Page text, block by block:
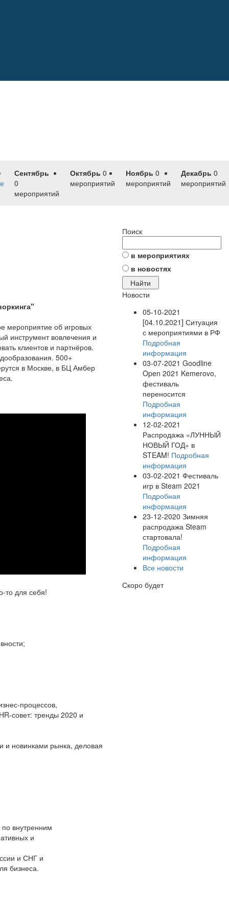
Сентябрь
0
мероприятий
Октябрь 0
мероприятий
Ноябрь 0
мероприятий
Декабрь 0
мероприятий
мероприятие об игровых
инструмент вовлечения и
клиентов и партнёров.
500+
в Москве, в БЦ Амбер
то для себя!
процессов,
совет: тренды 2020 и
и новинками рынка, деловая
внутренним
и
и СНГ и
бизнеса.
Поиск
в мероприятиях
в новостях
Новости
05-10-2021
[04.10.2021] Ситуация
с мероприятиями в РФ
Подробная
информация
03-07-2021 Goodline
Open 2021 Kemerovo,
фестиваль
переносится
Подробная
информация
12-02-2021
Распродажа «ЛУННЫЙ
НОВЫЙ ГОД» в
STEAM! Подробная
информация
03-02-2021 Фестиваль
игр в Steam 2021
Подробная
информация
23-12-2020 Зимняя
распродажа Steam
стартовала!
Подробная
информация
Все новости
Скоро будет